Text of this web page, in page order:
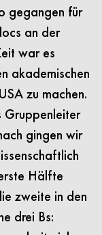
gegangen für
an der
war es
akademischen
zu machen.
Gruppenleiter
gingen wir
Hälfte
zweite in den
drei Bs: